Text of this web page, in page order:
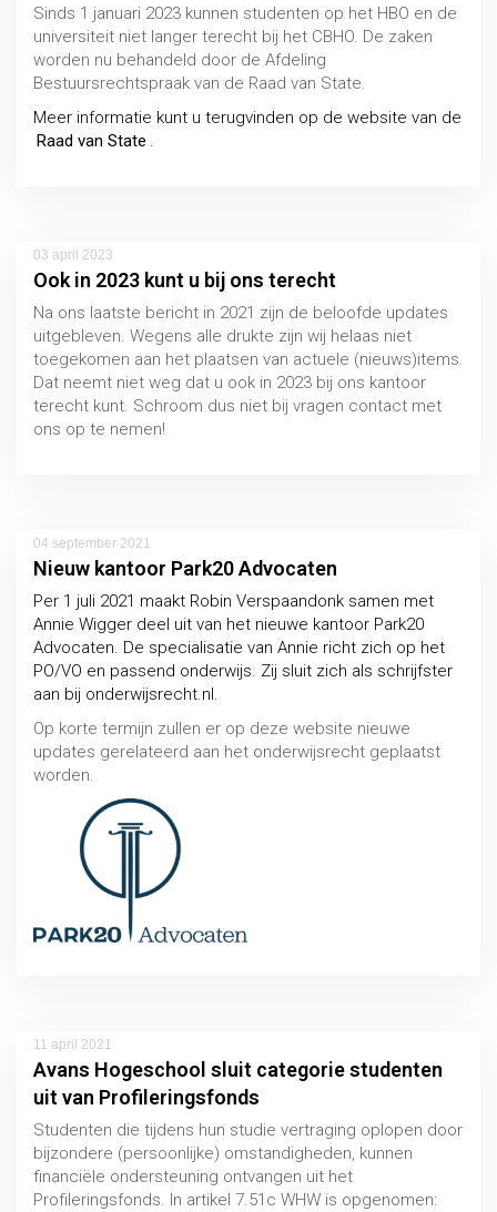
Sinds 1 januari 2023 kunnen studenten op het HBO en de
universiteit niet langer terecht bij het CBHO. De zaken
worden nu behandeld door de Afdeling
Bestuursrechtspraak van de Raad van State.
Meer informatie kunt u terugvinden op de website van de
Raad van State .
03 april 2023
Ook in 2023 kunt u bij ons terecht
Na ons laatste bericht in 2021 zijn de beloofde updates
uitgebleven. Wegens alle drukte zijn wij helaas niet
toegekomen aan het plaatsen van actuele (nieuws)items.
Dat neemt niet weg dat u ook in 2023 bij ons kantoor
terecht kunt. Schroom dus niet bij vragen contact met
ons op te nemen!
04 september 2021
Nieuw kantoor Park20 Advocaten
Per 1 juli 2021 maakt Robin Verspaandonk samen met
Annie Wigger deel uit van het nieuwe kantoor Park20
Advocaten. De specialisatie van Annie richt zich op het
PO/VO en passend onderwijs. Zij sluit zich als schrijfster
aan bij onderwijsrecht.nl.
Op korte termijn zullen er op deze website nieuwe
updates gerelateerd aan het onderwijsrecht geplaatst
worden.
11 april 2021
Avans Hogeschool sluit categorie studenten
uit van Profileringsfonds
Studenten die tijdens hun studie vertraging oplopen door
bijzondere (persoonlijke) omstandigheden, kunnen
financiële ondersteuning ontvangen uit het
Profileringsfonds. In artikel 7.51c WHW is opgenomen: